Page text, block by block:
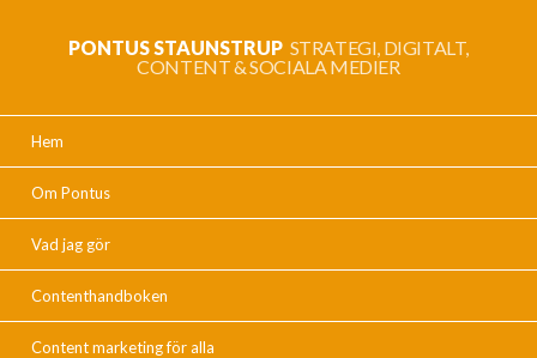
PONTUS STAUNSTRUP STRATEGI, DIGITALT,
CONTENT & SOCIALA MEDIER
Hem
Om Pontus
Vad jag gör
Contenthandboken
Content marketing för alla